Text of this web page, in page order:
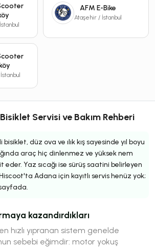
AFM E-Bike
Ataşehir / İstanbul
Servisi ve Bakım Rehberi
düz ova ve ılık kış sayesinde yıl boyu
araç hiç dinlenmez ve yüksek nem
Yaz sıcağı ise sürüş saatini belirleyen
Adana için kayıtlı servis henüz yok;
kazandırdıkları
hızlı yıpranan sistem genelde
sebebi eğimdir: motor yokuş